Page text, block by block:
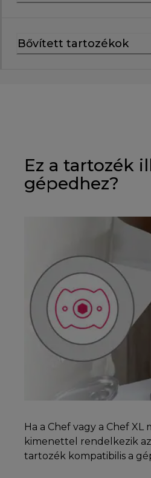
Bővített tartozékok
Ez a tartozék
gépedhez?
Ha a Chef vagy a Chef XL
kimenettel rendelkezik
tartozék kompatibilis a